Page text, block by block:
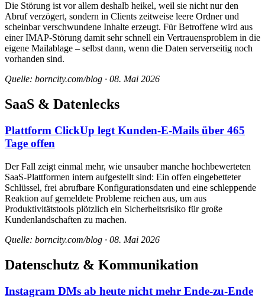
Die Störung ist vor allem deshalb heikel, weil sie nicht nur den
Abruf verzögert, sondern in Clients zeitweise leere Ordner und
scheinbar verschwundene Inhalte erzeugt. Für Betroffene wird aus
einer IMAP-Störung damit sehr schnell ein Vertrauensproblem in die
eigene Mailablage – selbst dann, wenn die Daten serverseitig noch
vorhanden sind.
Quelle: borncity.com/blog · 08. Mai 2026
SaaS & Datenlecks
Plattform ClickUp legt Kunden-E-Mails über 465
Tage offen
Der Fall zeigt einmal mehr, wie unsauber manche hochbewerteten
SaaS-Plattformen intern aufgestellt sind: Ein offen eingebetteter
Schlüssel, frei abrufbare Konfigurationsdaten und eine schleppende
Reaktion auf gemeldete Probleme reichen aus, um aus
Produktivitätstools plötzlich ein Sicherheitsrisiko für große
Kundenlandschaften zu machen.
Quelle: borncity.com/blog · 08. Mai 2026
Datenschutz & Kommunikation
Instagram DMs ab heute nicht mehr Ende-zu-Ende